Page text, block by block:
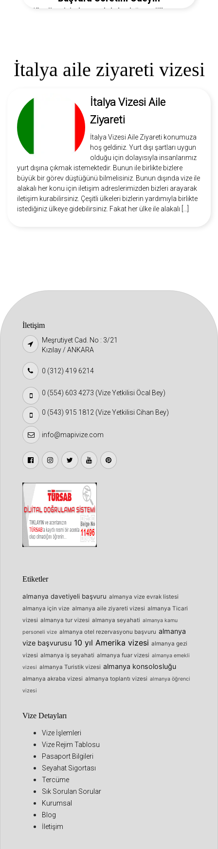
Vize ücretiniz, başvuruda bulunduğunuz ülkeye ve
İtalya aile ziyareti vizesi
İtalya Vizesi Aile
Ziyareti
İtalya Vizesi Aile Ziyareti konumuza
hoş geldiniz. Yurt dışı şartları uygun
olduğu için dolayısıyla insanlarımız
yurt dışına çıkmak istemektedir. Bunun ile birlikte bizlere
büyük bir görev düştüğünü bilmelisiniz. Bunun dışında vize ile
alakalı her konu için iletişim adreslerimizden bizleri arayarak
iletişim kurabilirsiniz. Çeşitli ülkeleri bizlerin yardımıyla birlikte
istediğiniz ülkeye gidebilirsiniz. Fakat her ülke ile alakalı […]
İletişim
Meşrutiyet Cad. No : 3/21
Kızılay / ANKARA
0 (312) 419 6214
0 (554) 603 4273 (Vize Yetkilisi Öcal Bey)
0 (543) 915 1812 (Vize Yetkilisi Cihan Bey)
info@mapivize.com
Etiketler
almanya davetiyeli başvuru almanya vize evrak listesi
almanya için vize almanya aile ziyareti vizesi almanya Ticari
vizesi almanya tur vizesi almanya seyahati almanya kamu
personeli vize almanya otel rezervasyonu başvuru almanya
vize başvurusu 10 yıl Amerika vizesi almanya gezi
vizesi almanya iş seyahati almanya fuar vizesi almanya emekli
vizesi almanya Turistik vizesi almanya konsolosluğu
almanya akraba vizesi almanya toplantı vizesi almanya öğrenci
vizesi
Vize Detayları
Vize İşlemleri
Vize Rejim Tablosu
Pasaport Bilgileri
Seyahat Sigortası
Tercüme
Sık Sorulan Sorular
Kurumsal
Blog
İletişim